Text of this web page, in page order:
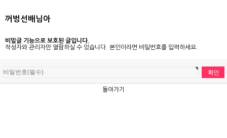
꺼벙선배님아
비밀글 기능으로 보호된 글입니다.
작성자와 관리자만 열람하실 수 있습니다. 본인이라면 비밀번호를 입력하세요.
돌아가기